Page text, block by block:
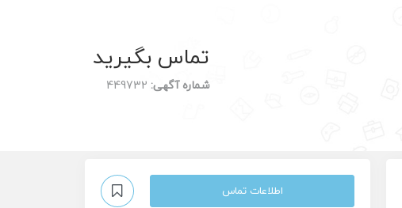
تماس بگیرید
شماره آگهی: 449732
اطلاعات تماس